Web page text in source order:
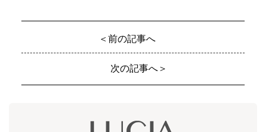
＜前の記事へ
次の記事へ＞